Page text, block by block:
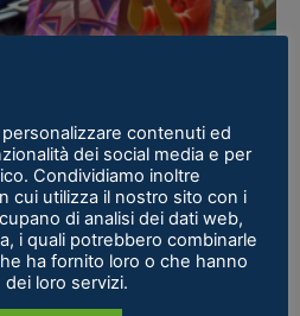
contenuti ed
dei social media e per
Condividiamo inoltre
cui utilizza il nostro sito con i
di analisi dei dati web,
i quali potrebbero combinarle
ha fornito loro o che hanno
loro servizi.